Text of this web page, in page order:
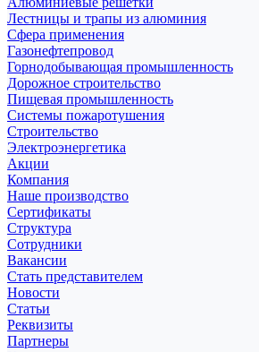
Лестницы и трапы из алюминия
Сфера применения
Газонефтепровод
Горнодобывающая промышленность
Дорожное строительство
Пищевая промышленность
Системы пожаротушения
Строительство
Электроэнергетика
Акции
Компания
Наше производство
Сертификаты
Структура
Сотрудники
Вакансии
Стать представителем
Новости
Статьи
Реквизиты
Партнеры